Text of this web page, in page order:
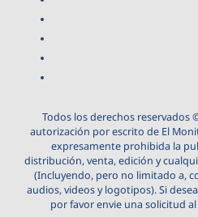
Todos los derechos reservados
autorización por escrito de El
expresamente prohibida la
distribución, venta, edición y
(Incluyendo, pero no limitado a,
audios, videos y logotipos). Si
por favor envie una solicitud